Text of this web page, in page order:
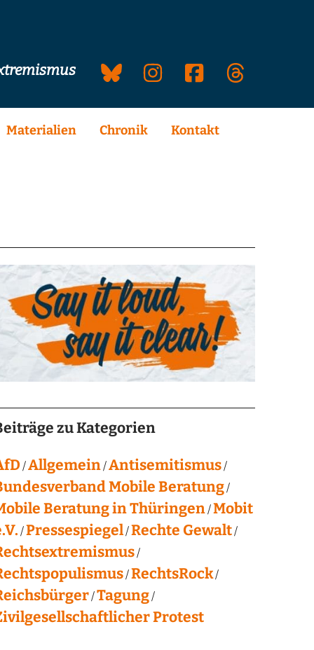
Materialien Chronik Kontakt
zu Kategorien
Allgemein Antisemitismus
Mobile Beratung
Beratung in Thüringen Mobit
Pressespiegel Rechte Gewalt
RechtsRock
Tagung
Protest